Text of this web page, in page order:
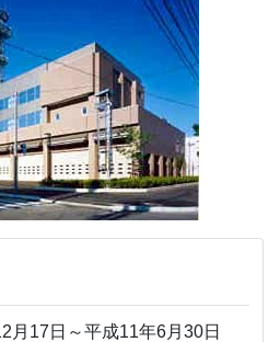
月17日～平成11年6月30日